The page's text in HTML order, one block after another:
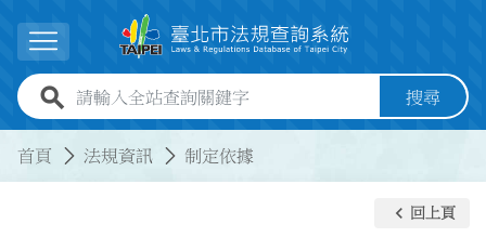
展開選單
全站查詢關鍵字欄位 搜尋
首頁 法規資訊 制定依據
keyboard_arrow_left 回上頁